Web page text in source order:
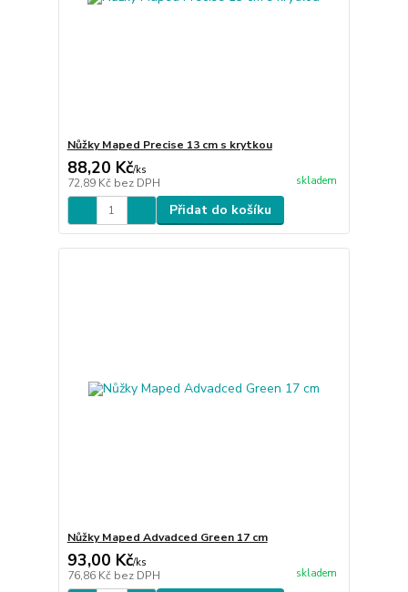
Nůžky Maped Precise 13 cm s krytkou
88,20 Kč/ks
72,89 Kč bez DPH skladem
Přidat do košíku
Nůžky Maped Advadced Green 17 cm
93,00 Kč/ks
76,86 Kč bez DPH skladem